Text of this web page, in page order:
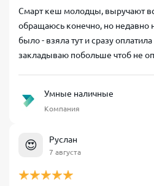
Смарт кеш молодцы, выручают
обращаюсь конечно, но недавно
было - взяла тут и сразу
закладываю побольше чтоб не
Умные наличные
Компания
😍 Руслан
7 августа